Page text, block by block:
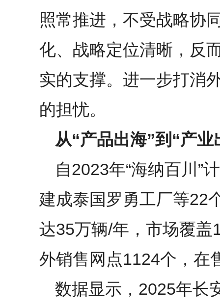
照常推进，不受战略协
化、战略定位清晰，反
实的支撑。进一步打消
的担忧。
从“产品出海”到“产业
自2023年“海纳百川”
建成泰国罗勇工厂等22
达35万辆/年，市场覆
外销售网点1124个，在
数据显示，2025年长